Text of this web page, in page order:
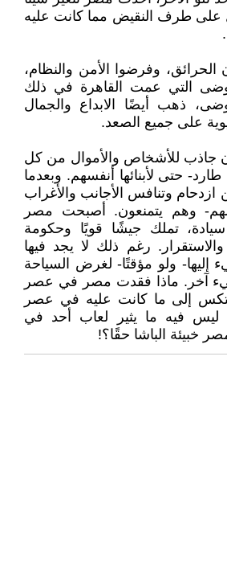
على طرف النقيض مما كانت عليه
الحرائق، وفرضوا الأمن والنظام،
التي عمت القاهرة في ذلك
ذهب أيضًا الابداع والجمال
على جميع الصعد.
للأشخاص والأموال من كل
طارد- حتى لأبنائها أنفسهم. وبعدما
وتنافس الأجانب والأغراب
وهم يتمنعون. أصبحت مصر
تملك جيشًا قويًا وحكومة
رغم ذلك لا يجد فيها
إليها- ولو مؤقتًا- لغرض السياحة
شيء آخر. ماذا فقدت مصر في عصر
إلى ما كانت عليه في عصر
ليس فيه ما يثير لعاب أحد في
خبيئة الباشا حقًا؟!